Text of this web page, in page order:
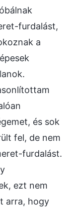
furdalást,
a
és sok
fel, de nem
furdalást.
ezt nem
arra, hogy